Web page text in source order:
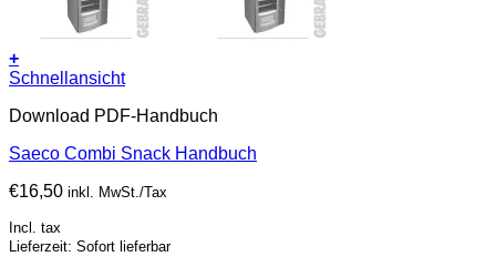
+
Schnellansicht
Download PDF-Handbuch
Saeco Combi Snack Handbuch
€16,50 inkl. MwSt./Tax
Incl. tax
Lieferzeit: Sofort lieferbar